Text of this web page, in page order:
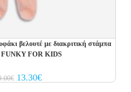
βελουτέ με διακριτική στάμπα
FUNKY FOR KIDS
€ Original
price
13.30€Current
price